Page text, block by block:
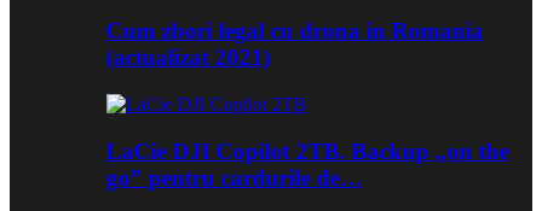
Cum zbori legal cu drona in Romania
(actualizat 2021)
LaCie DJI Copilot 2TB. Backup „on the
go” pentru cardurile de…